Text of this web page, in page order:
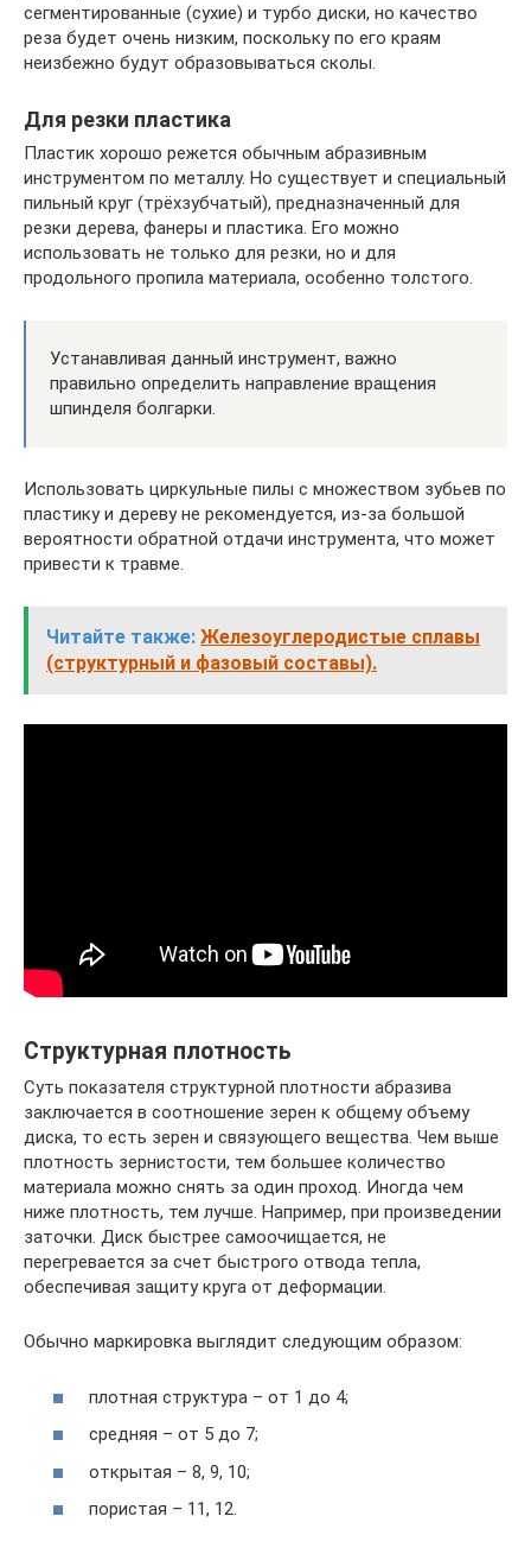
сегментированные (сухие) и турбо диски, но качество
реза будет очень низким, поскольку по его краям
неизбежно будут образовываться сколы.
Для резки пластика
Пластик хорошо режется обычным абразивным
инструментом по металлу. Но существует и специальный
пильный круг (трёхзубчатый), предназначенный для
резки дерева, фанеры и пластика. Его можно
использовать не только для резки, но и для
продольного пропила материала, особенно толстого.
Устанавливая данный инструмент, важно
правильно определить направление вращения
шпинделя болгарки.
Использовать циркульные пилы с множеством зубьев по
пластику и дереву не рекомендуется, из-за большой
вероятности обратной отдачи инструмента, что может
привести к травме.
Читайте также: Железоуглеродистые сплавы
(структурный и фазовый составы).
Структурная плотность
Суть показателя структурной плотности абразива
заключается в соотношение зерен к общему объему
диска, то есть зерен и связующего вещества. Чем выше
плотность зернистости, тем большее количество
материала можно снять за один проход. Иногда чем
ниже плотность, тем лучше. Например, при произведении
заточки. Диск быстрее самоочищается, не
перегревается за счет быстрого отвода тепла,
обеспечивая защиту круга от деформации.
Обычно маркировка выглядит следующим образом:
плотная структура – от 1 до 4;
средняя – от 5 до 7;
открытая – 8, 9, 10;
пористая – 11, 12.